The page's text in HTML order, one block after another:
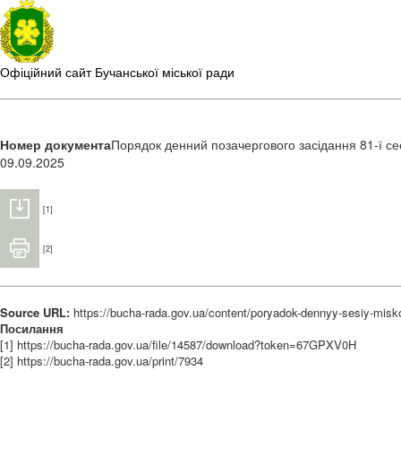
Офіційний сайт Бучанської міської ради
Номер документаПорядок денний позачергового засідання 81-ї
09.09.2025
[1]
[2]
Source URL: https://bucha-rada.gov.ua/content/poryadok-dennyy-sesiy-
Посилання
[1] https://bucha-rada.gov.ua/file/14587/download?token=67GPXV0H
[2] https://bucha-rada.gov.ua/print/7934